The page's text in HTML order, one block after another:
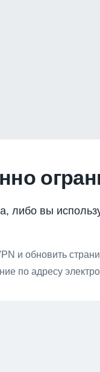
либо вы
и обновить
по адресу